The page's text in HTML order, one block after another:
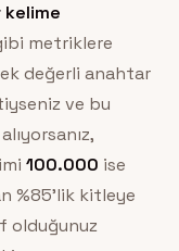
metriklere
değerli anahtar
ve bu
100.000 ise
%85’lik kitleye
olduğunuz